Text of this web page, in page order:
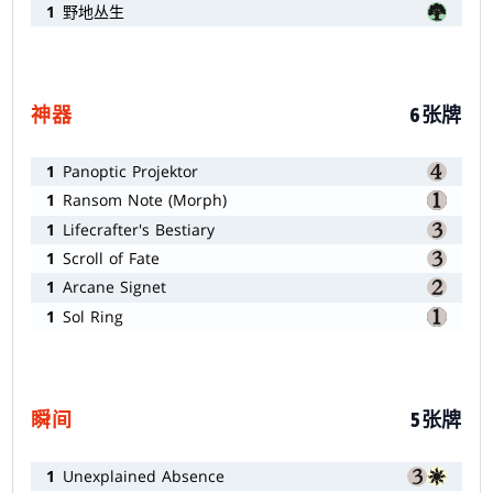
1 野地丛生
神器 6张牌
1 Panoptic Projektor
1 Ransom Note (Morph)
1 Lifecrafter's Bestiary
1 Scroll of Fate
1 Arcane Signet
1 Sol Ring
瞬间 5张牌
1 Unexplained Absence